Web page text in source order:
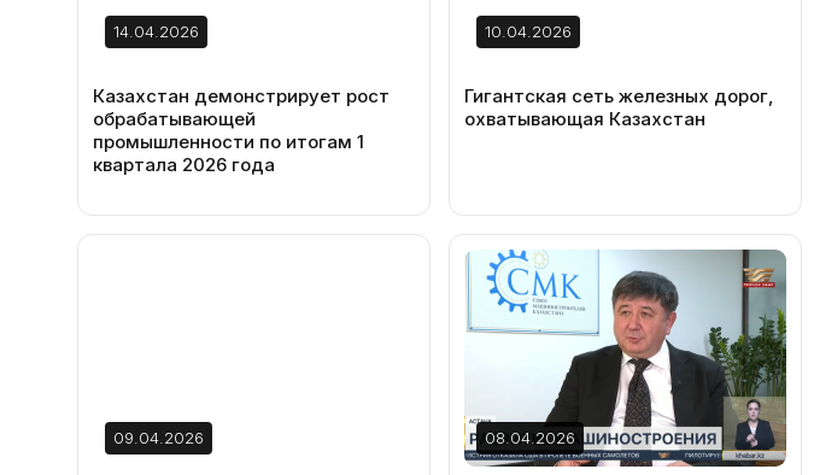
14.04.2026
Казахстан демонстрирует рост
обрабатывающей
промышленности по итогам 1
квартала 2026 года
10.04.2026
Гигантская сеть железных дорог,
охватывающая Казахстан
09.04.2026 08.04.2026